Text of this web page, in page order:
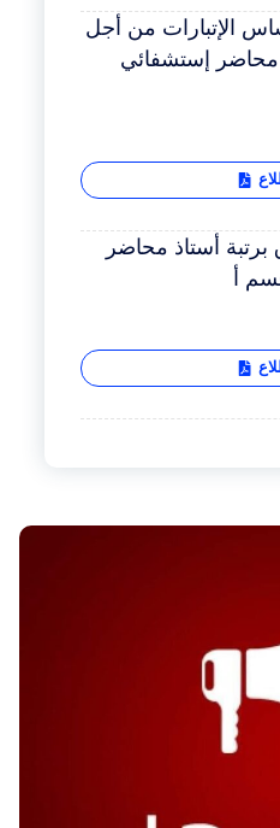
الإتبارات من أجل
محاضر إستشفائي
برتبة أستاذ محاضر
أ